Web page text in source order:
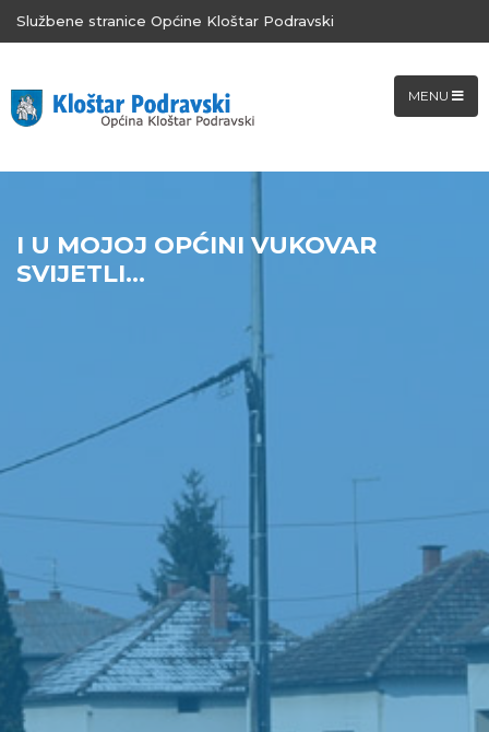
Službene stranice Općine Kloštar Podravski
MENU
I U MOJOJ OPĆINI VUKOVAR
SVIJETLI...